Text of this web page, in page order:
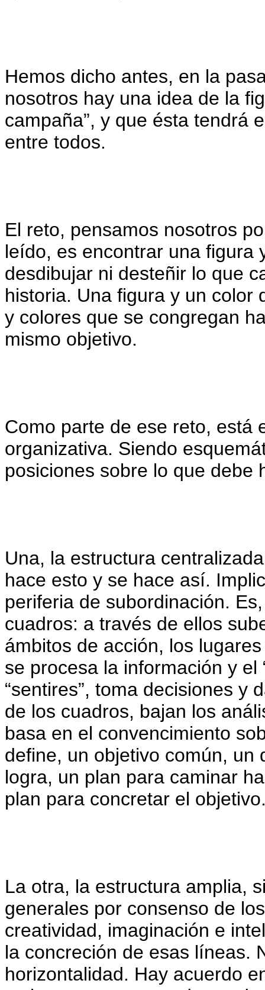
Hemos dicho antes, en la
nosotros hay una idea de la
campaña”, y que ésta tendrá
entre todos.
El reto, pensamos nosotros
leído, es encontrar una figura
desdibujar ni desteñir lo que
historia. Una figura y un color
y colores que se congregan
mismo objetivo.
Como parte de ese reto, está
organizativa. Siendo
posiciones sobre lo que debe
Una, la estructura
hace esto y se hace así.
periferia de subordinación.
cuadros: a través de ellos
ámbitos de acción, los
se procesa la información y el
“sentires”, toma decisiones y
de los cuadros, bajan los
basa en el convencimiento
define, un objetivo común, un
logra, un plan para caminar
plan para concretar el
La otra, la estructura amplia,
generales por consenso de
creatividad, imaginación e
la concreción de esas líneas.
horizontalidad. Hay acuerdo